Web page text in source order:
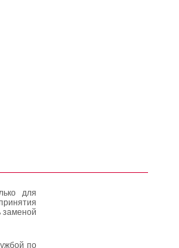
для
заменой
по